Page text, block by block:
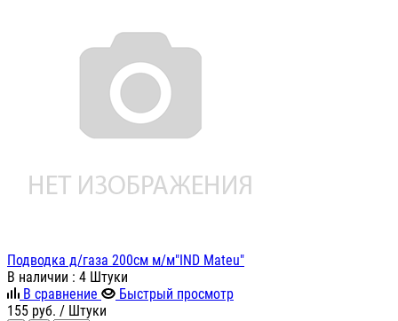
Подводка д/газа 200см м/м"IND Mateu"
В наличии : 4 Штуки
В сравнение
Быстрый просмотр
155 руб. / Штуки